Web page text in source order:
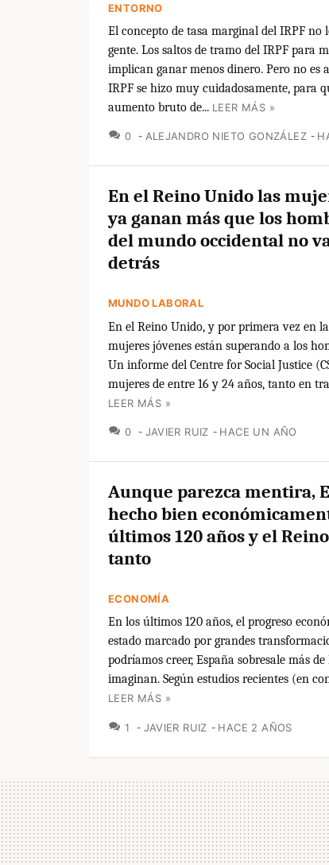
ENTORNO
El concepto de tasa marginal del IRPF no
gente. Los saltos de tramo del IRPF para
implican ganar menos dinero. Pero no es
IRPF se hizo muy cuidadosamente, para
aumento bruto de... LEER MÁS »
0 COMENTARIOS
ALEJANDRO NIETO GONZÁLEZ
En el Reino Unido las
ya ganan más que los
del mundo occidental no
detrás
MUNDO LABORAL
En el Reino Unido, y por primera vez en
mujeres jóvenes están superando a los
Un informe del Centre for Social Justice
mujeres de entre 16 y 24 años, tanto en
LEER MÁS »
0 COMENTARIOS
JAVIER RUIZ HACE UN AÑO
Aunque parezca mentira,
hecho bien
últimos 120 años y el
tanto
ECONOMÍA
En los últimos 120 años, el progreso
estado marcado por grandes
podríamos creer, España sobresale más
imaginan. Según estudios recientes (en
LEER MÁS »
1 COMENTARIOS
JAVIER RUIZ HACE 2 AÑOS